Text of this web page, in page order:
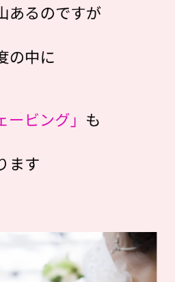
あるのですが
の中に
ービング」 も
ます